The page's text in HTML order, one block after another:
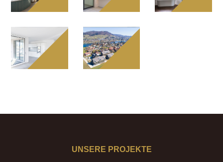
UNSERE PROJEKTE